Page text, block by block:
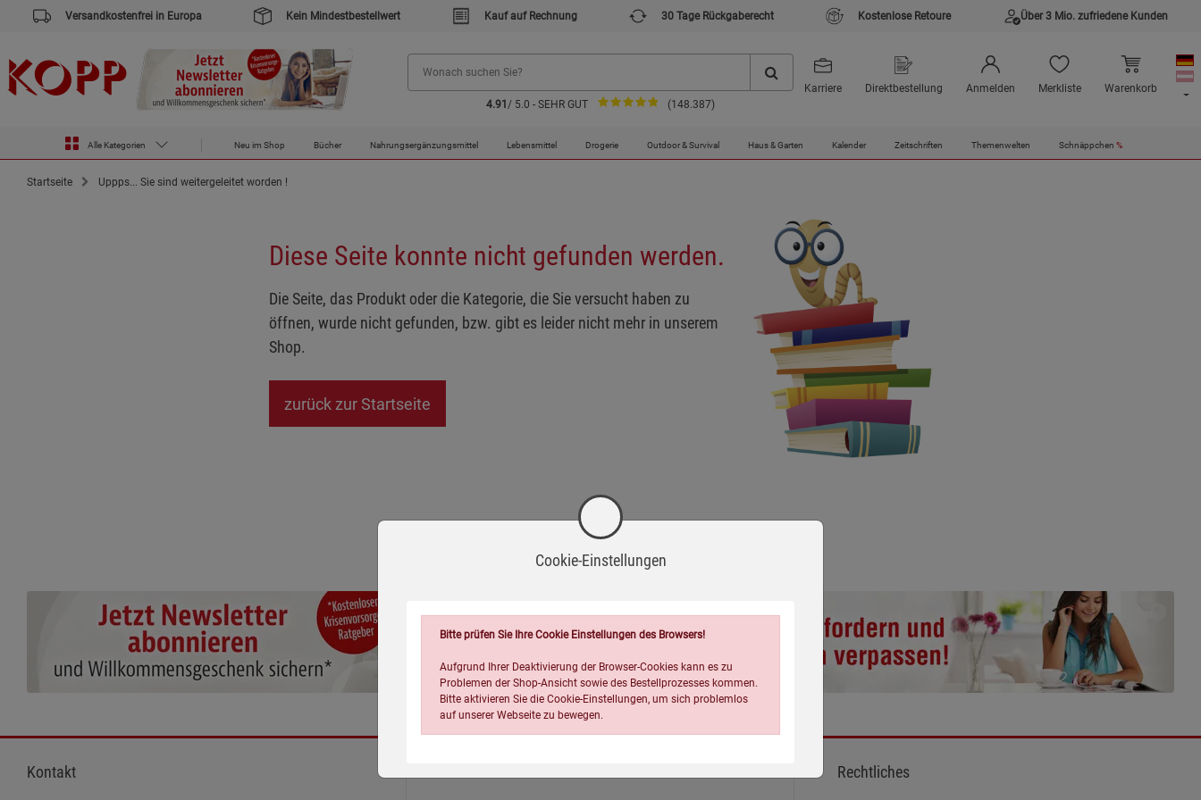
Versandkostenfrei in Europa Kein Mindestbestellwert Kauf auf Rechnung 30 Tage Rückgaberecht Kostenlose Retoure Über 3 Mio. zufriedene Kunden
4.91 / 5.0 - SEHR GUT (148.387)
Karriere Direktbestellung Anmelden Merkliste Warenkorb
Alle Kategorien Neu im Shop Bücher Nahrungsergänzungsmittel Lebensmittel Drogerie Outdoor & Survival Haus & Garten Kalender Zeitschriften Themenwelten Schnäppchen %
Startseite Uppps... Sie sind weitergeleitet worden !
Diese Seite konnte nicht gefunden werden.
Die Seite, das Produkt oder die Kategorie, die Sie versucht haben zu
öffnen, wurde nicht gefunden, bzw. gibt es leider nicht mehr in unserem
Shop.
zurück zur Startseite
Kontakt Rechtliches
Cookie-Einstellungen
Bitte prüfen Sie Ihre Cookie Einstellungen des Browsers!
Aufgrund Ihrer Deaktivierung der Browser-Cookies kann es zu
Problemen der Shop-Ansicht sowie des Bestellprozesses kommen.
Bitte aktivieren Sie die Cookie-Einstellungen, um sich problemlos
auf unserer Webseite zu bewegen.